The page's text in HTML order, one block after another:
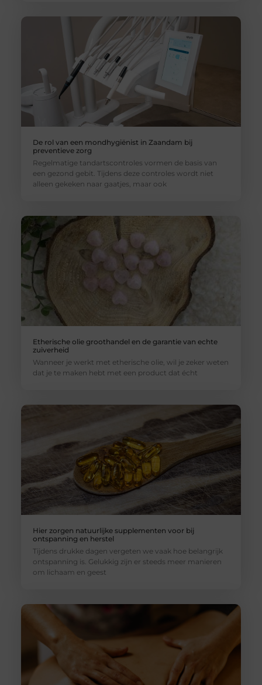
De rol van een mondhygiënist in Zaandam bij
preventieve zorg
Regelmatige tandartscontroles vormen de basis van
een gezond gebit. Tijdens deze controles wordt niet
alleen gekeken naar gaatjes, maar ook
Etherische olie groothandel en de garantie van echte
zuiverheid
Wanneer je werkt met etherische olie, wil je zeker weten
dat je te maken hebt met een product dat écht
Hier zorgen natuurlijke supplementen voor bij
ontspanning en herstel
Tijdens drukke dagen vergeten we vaak hoe belangrijk
ontspanning is. Gelukkig zijn er steeds meer manieren
om lichaam en geest